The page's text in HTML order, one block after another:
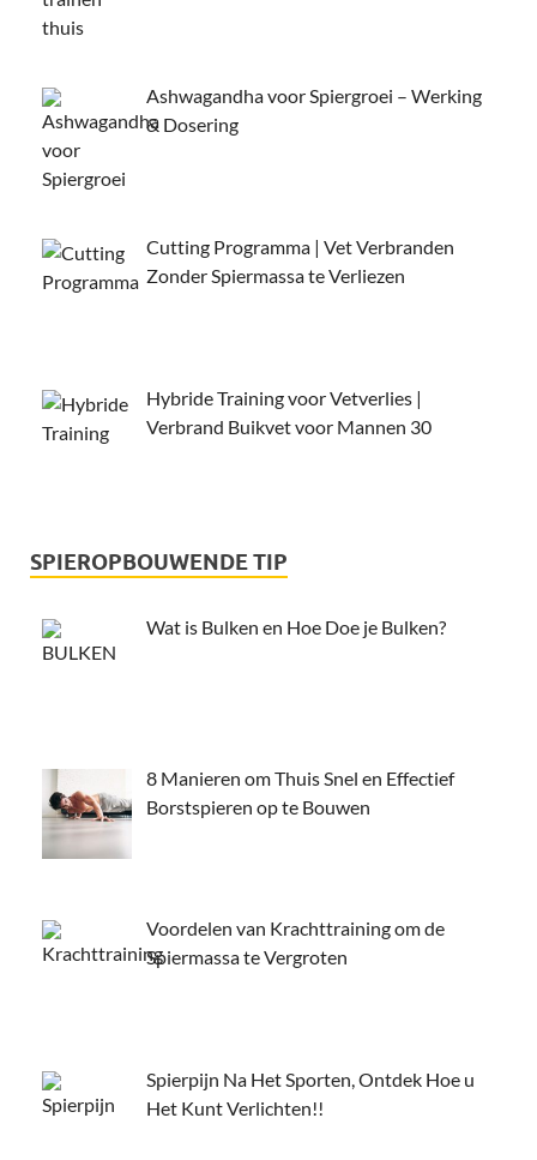
Ashwagandha voor Spiergroei – Werking
& Dosering
Cutting Programma | Vet Verbranden
Zonder Spiermassa te Verliezen
Hybride Training voor Vetverlies |
Verbrand Buikvet voor Mannen 30
SPIEROPBOUWENDE TIP
Wat is Bulken en Hoe Doe je Bulken?
8 Manieren om Thuis Snel en Effectief
Borstspieren op te Bouwen
Voordelen van Krachttraining om de
Spiermassa te Vergroten
Spierpijn Na Het Sporten, Ontdek Hoe u
Het Kunt Verlichten!!